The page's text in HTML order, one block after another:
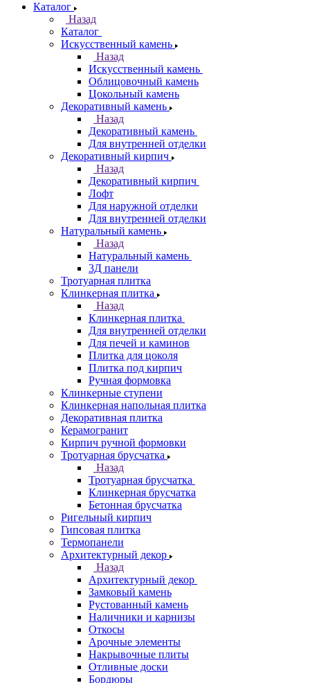
Каталог
Назад
Каталог
Искусственный камень
Назад
Искусственный камень
Облицовочный камень
Цокольный камень
Декоративный камень
Назад
Декоративный камень
Для внутренней отделки
Декоративный кирпич
Назад
Декоративный кирпич
Лофт
Для наружной отделки
Для внутренней отделки
Натуральный камень
Назад
Натуральный камень
3Д панели
Тротуарная плитка
Клинкерная плитка
Назад
Клинкерная плитка
Для внутренней отделки
Для печей и каминов
Плитка для цоколя
Плитка под кирпич
Ручная формовка
Клинкерные ступени
Клинкерная напольная плитка
Декоративная плитка
Керамогранит
Кирпич ручной формовки
Тротуарная брусчатка
Назад
Тротуарная брусчатка
Клинкерная брусчатка
Бетонная брусчатка
Ригельный кирпич
Гипсовая плитка
Термопанели
Архитектурный декор
Назад
Архитектурный декор
Замковый камень
Рустованный камень
Наличники и карнизы
Откосы
Арочные элементы
Накрывочные плиты
Отливные доски
Бордюры